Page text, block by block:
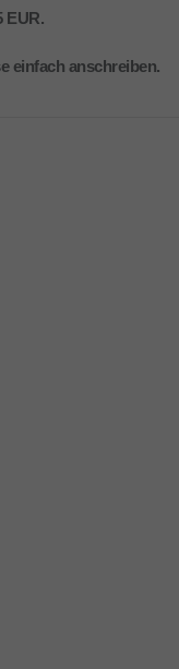
EUR.
einfach anschreiben.